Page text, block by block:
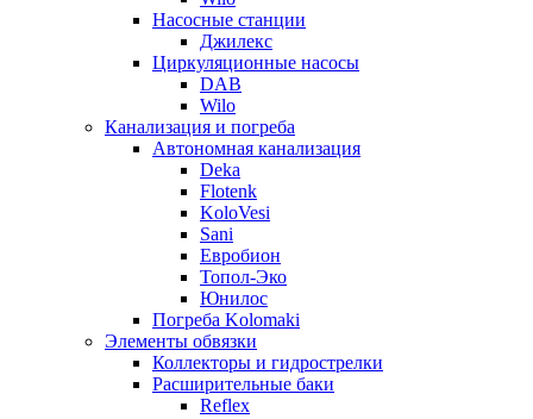
Насосные станции
Джилекс
Циркуляционные насосы
DAB
Wilo
Канализация и погреба
Автономная канализация
Deka
Flotenk
KoloVesi
Sani
Евробион
Топол-Эко
Юнилос
Погреба Kolomaki
Элементы обвязки
Коллекторы и гидрострелки
Расширительные баки
Reflex